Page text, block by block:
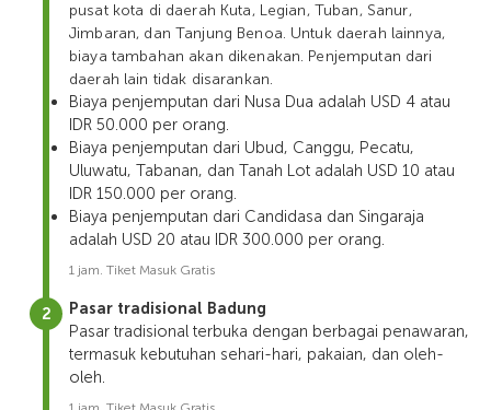
pusat kota di daerah Kuta, Legian, Tuban, Sanur,
Jimbaran, dan Tanjung Benoa. Untuk daerah lainnya,
biaya tambahan akan dikenakan. Penjemputan dari
daerah lain tidak disarankan.
Biaya penjemputan dari Nusa Dua adalah USD 4 atau
IDR 50.000 per orang.
Biaya penjemputan dari Ubud, Canggu, Pecatu,
Uluwatu, Tabanan, dan Tanah Lot adalah USD 10 atau
IDR 150.000 per orang.
Biaya penjemputan dari Candidasa dan Singaraja
adalah USD 20 atau IDR 300.000 per orang.
1 jam. Tiket Masuk Gratis
Pasar tradisional Badung
Pasar tradisional terbuka dengan berbagai penawaran,
termasuk kebutuhan sehari-hari, pakaian, dan oleh-
oleh.